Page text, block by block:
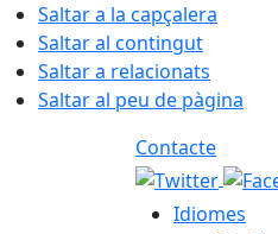
Saltar a la capçalera
Saltar al contingut
Saltar a relacionats
Saltar al peu de pàgina
Contacte
Idiomes